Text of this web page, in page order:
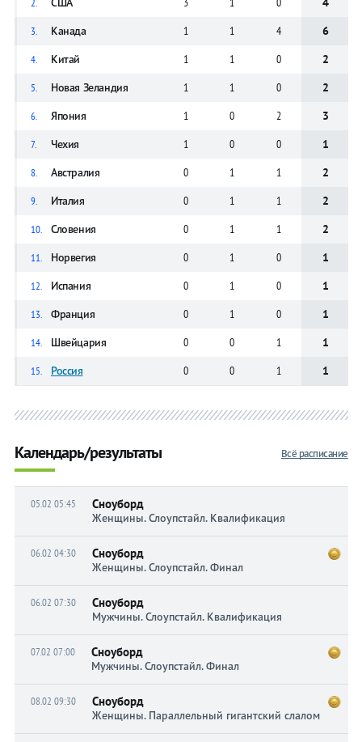
2.
3. Канада 1 1 4 6
4. Китай 1 1 0 2
5. Новая Зеландия 1 1 0 2
6. Япония 1 0 2 3
7. Чехия 1 0 0 1
8. Австралия 0 1 1 2
9. Италия 0 1 1 2
10. Словения 0 1 1 2
11. Норвегия 0 1 0 1
12. Испания 0 1 0 1
13. Франция 0 1 0 1
14. Швейцария 0 0 1 1
15. Россия 0 0 1 1
Всё расписание
Календарь/результаты
05.02 05:45 Сноуборд
Женщины. Слоупстайл. Квалификация
06.02 04:30 Сноуборд
Женщины. Слоупстайл. Финал
06.02 07:30 Сноуборд
Мужчины. Слоупстайл. Квалификация
07.02 07:00 Сноуборд
Мужчины. Слоупстайл. Финал
08.02 09:30 Сноуборд
Женщины. Параллельный гигантский слалом